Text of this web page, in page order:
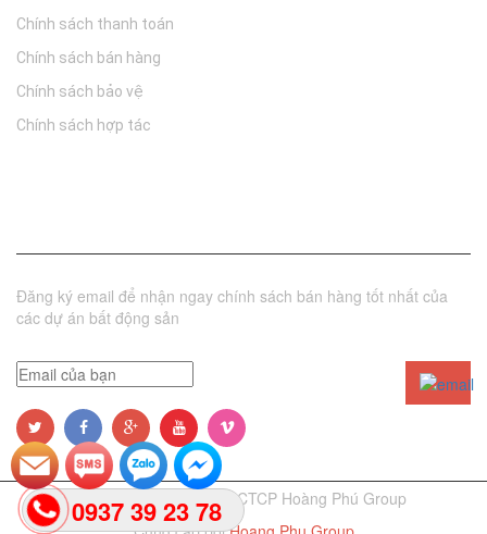
Chính sách thanh toán
Chính sách bán hàng
Chính sách bảo vệ
Chính sách hợp tác
Đăng ký email để nhận ngay chính sách bán hàng tốt nhất của
các dự án bất động sản
© Bản quyền thuộc về CTCP Hoàng Phú Group
0937 39 23 78